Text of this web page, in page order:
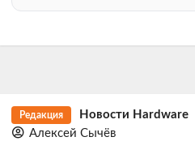
Редакция Новости Hardware
Алексей Сычёв